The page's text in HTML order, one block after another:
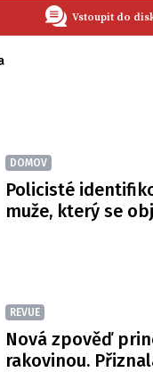
Vstoupit do
DOMOV
Policisté
muže, který se
REVUE
Nová zpověď
rakovinou.